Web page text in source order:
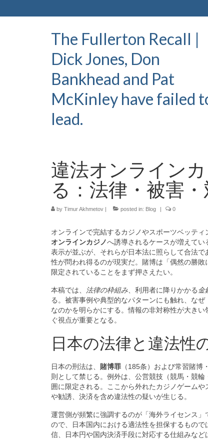
The Fullerton Recall |
Dick Jones, Don
Bankhead and Pat
McKinley have failed
lead.
違法オンライン
る：法律・被害
by Timur Akhmetov | posted in: Blog | 0
オンラインで完結するカジノやスポーツベッテ
オンラインカジノへ誘導されるケースが増えて
表示が並ぶが、それらが日本法に照らして合法
性が問われ得るのが現実だ。賭博は「偶然の勝
限定されていることをまず押さえたい。
本稿では、 法律の枠組み 、利用者に降りかかる金
る。被害事例や典型的なパターンにも触れ、な
なのかを明らかにする。情報の非対称性が大きい
ぐ視点が重要となる。
日本の法律と違法性
日本の刑法は、 賭博罪 （185条）および常習賭
則として禁じる。例外は、公営競技（競馬・競輪
囲に限定される。ここから外れたカジノゲーム
や勧誘、決済を含め違法性の疑いが生じる。
運営側が頻繁に強調するのが「海外ライセンス
ので、日本国内における適法性を担保するもの
信、日本円や国内決済手段に対応する仕組みなど